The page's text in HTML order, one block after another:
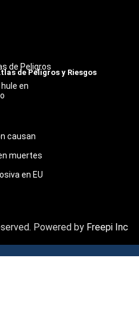
de Peligros y Riesgos
de Peligros
en
causan
muertes
en EU
Powered by Freepi Inc